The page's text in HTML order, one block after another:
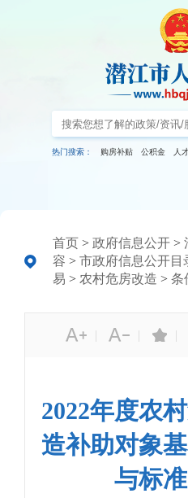
热门搜索： 购房补贴 公积金 人
首页 > 政府信息公开 >
容 > 市政府信息公开目
易 > 农村危房改造 > 条
| | |
2022年度农
造补助对象
与标准